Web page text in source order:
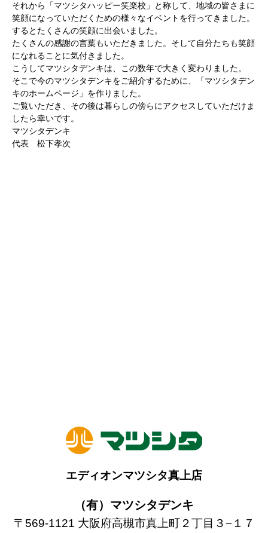
それから「マツシタハッピー笑楽校」と称して、地域の皆さまに
笑顔になっていただくための様々なイベントを行ってきました。
するとたくさんの笑顔に出会いました。
たくさんの感謝の言葉もいただきました。そして自分たちも笑顔
になれることに気付きました。
こうしてマツシタデンキは、この数年で大きく変わりました。
そこで今のマツシタデンキをご紹介するために、「マツシタデン
キのホームページ」を作りました。
ご覧いただき、その後は暮らしの傍らにアクセスしていただけま
したら幸いです。
マツシタデンキ
代表 松下孝次
エディオンマツシタ真上店
（有）マツシタデンキ
〒569-1121 大阪府高槻市真上町２丁目３−１７